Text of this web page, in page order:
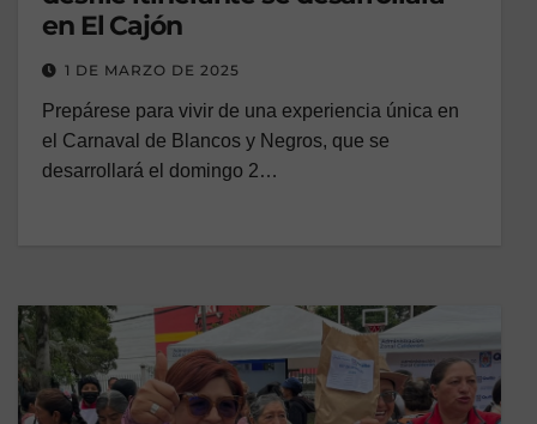
en El Cajón
1 DE MARZO DE 2025
Prepárese para vivir de una experiencia única en
el Carnaval de Blancos y Negros, que se
desarrollará el domingo 2…